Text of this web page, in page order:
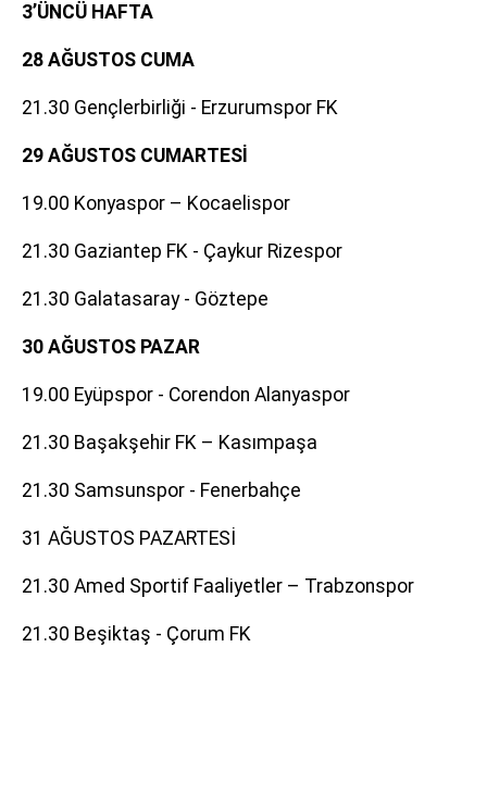
3’ÜNCÜ HAFTA
28 AĞUSTOS CUMA
21.30 Gençlerbirliği - Erzurumspor FK
29 AĞUSTOS CUMARTESİ
19.00 Konyaspor – Kocaelispor
21.30 Gaziantep FK - Çaykur Rizespor
21.30 Galatasaray - Göztepe
30 AĞUSTOS PAZAR
19.00 Eyüpspor - Corendon Alanyaspor
21.30 Başakşehir FK – Kasımpaşa
21.30 Samsunspor - Fenerbahçe
31 AĞUSTOS PAZARTESİ
21.30 Amed Sportif Faaliyetler – Trabzonspor
21.30 Beşiktaş - Çorum FK